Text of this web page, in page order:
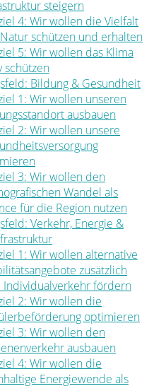
steigern
4: Wir wollen die Vielfalt
schützen und erhalten
5: Wir wollen das Klima
schützen
Bildung & Gesundheit
1: Wir wollen unseren
ausbauen
2: Wir wollen unsere
3: Wir wollen den
Wandel als
für die Region nutzen
Verkehr, Energie &
1: Wir wollen alternative
zusätzlich
Individualverkehr fördern
2: Wir wollen die
optimieren
3: Wir wollen den
ausbauen
4: Wir wollen die
Energiewende als